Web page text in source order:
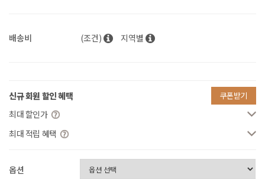
배송비 (조건) 지역별
신규 회원 할인 혜택 쿠폰받기
최대 할인가
최대 적립 혜택
옵션